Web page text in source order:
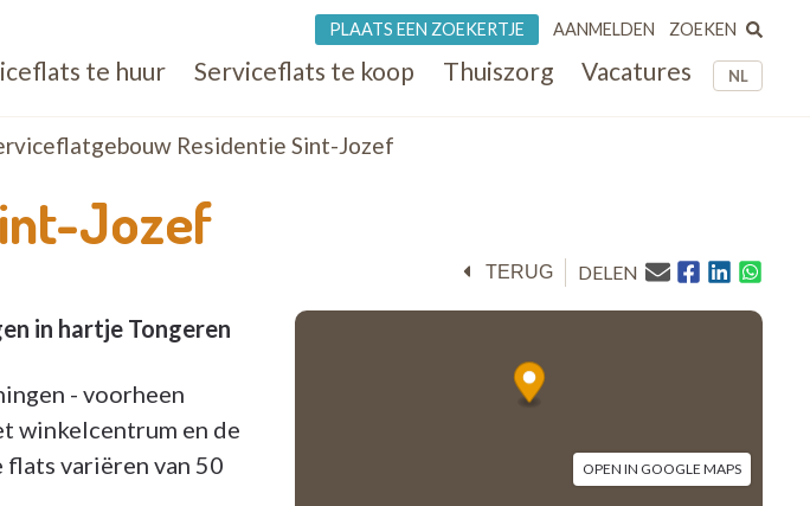
NL
te huur Serviceflats te koop Thuiszorg Vacatures
PLAATS EEN ZOEKERTJE AANMELDEN ZOEKEN
Residentie Sint-Jozef
Jozef
TERUG DELEN
OPEN IN GOOGLE MAPS
in hartje Tongeren
- voorheen
winkelcentrum en de
variëren van 50